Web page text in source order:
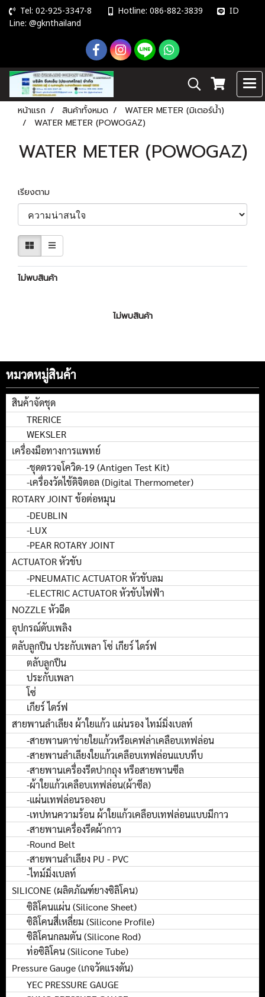
Tel: 02-925-3347-8 Hotline: 086-882-3839 ID
Line: @gknthailand
หน้าแรก สินค้าทั้งหมด
WATER METER (มิเตอร์น้ำ)
WATER METER (POWOGAZ)
WATER METER (POWOGAZ)
เรียงตาม
ไม่พบสินค้า
ไม่พบสินค้า
หมวดหมู่สินค้า
สินค้าจัดชุด
TRERICE
WEKSLER
เครื่องมือทางการแพทย์
-ชุดตรวจโควิด-19 (Antigen Test Kit)
-เครื่องวัดไข้ดิจิตอล (Digital Thermometer)
ROTARY JOINT ข้อต่อหมุน
-DEUBLIN
-LUX
-PEAR ROTARY JOINT
ACTUATOR หัวขับ
-PNEUMATIC ACTUATOR หัวขับลม
-ELECTRIC ACTUATOR หัวขับไฟฟ้า
NOZZLE หัวฉีด
อุปกรณ์ดับเพลิง
ตลับลูกปืน ประกับเพลา โซ่ เกียร์ ไดร์ฟ
ตลับลูกปืน
ประกับเพลา
โซ่
เกียร์ ไดร์ฟ
สายพานลำเลียง ผ้าใยแก้ว แผ่นรอง ไทม์มิ่งเบลท์
-สายพานตาข่ายใยแก้วหรือเคฟล่าเคลือบเทฟล่อน
-สายพานลำเลียงใยแก้วเคลือบเทฟล่อนแบบทึบ
-สายพานเครื่องรีดปากถุง หรือสายพานซีล
-ผ้าใยแก้วเคลือบเทฟล่อน(ผ้าซีล)
-แผ่นเทฟล่อนรองอบ
-เทปทนความร้อน ผ้าใยแก้วเคลือบเทฟล่อนแบบมีกาว
-สายพานเครื่องรีดผ้ากาว
-Round Belt
-สายพานลำเลียง PU - PVC
-ไทม์มิ่งเบลท์
SILICONE (ผลิตภัณฑ์ยางซิลิโคน)
ซิลิโคนแผ่น (Silicone Sheet)
ซิลิโคนสี่เหลี่ยม (Silicone Profile)
ซิลิโคนกลมตัน (Silicone Rod)
ท่อซิลิโคน (Silicone Tube)
Pressure Gauge (เกจวัดแรงดัน)
YEC PRESSURE GAUGE